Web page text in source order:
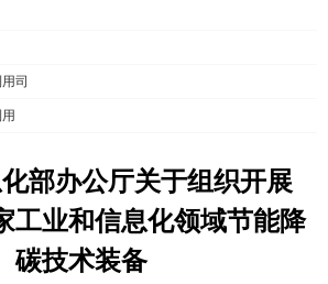
司
部办公厅关于组织开展
工业和信息化领域节能降
碳技术装备